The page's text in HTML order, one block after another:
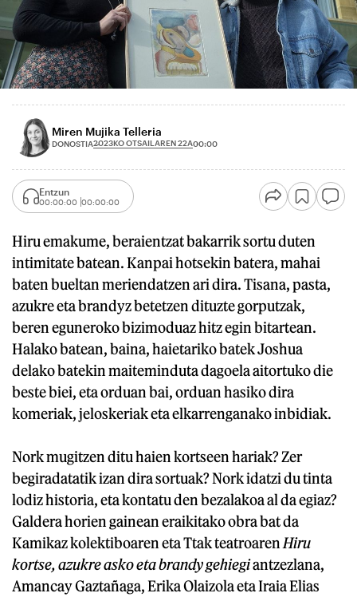
Miren Mujika Telleria
DONOSTIA2023KO OTSAILAREN 22A00:00
Entzun
00:00:00 00:00:00
Hiru emakume, beraientzat bakarrik sortu duten
intimitate batean. Kanpai hotsekin batera, mahai
baten bueltan meriendatzen ari dira. Tisana, pasta,
azukre eta brandyz betetzen dituzte gorputzak,
beren eguneroko bizimoduaz hitz egin bitartean.
Halako batean, baina, haietariko batek Joshua
delako batekin maiteminduta dagoela aitortuko die
beste biei, eta orduan bai, orduan hasiko dira
komeriak, jeloskeriak eta elkarrenganako inbidiak.
Nork mugitzen ditu haien kortseen hariak? Zer
begiradatatik izan dira sortuak? Nork idatzi du tinta
lodiz historia, eta kontatu den bezalakoa al da egiaz?
Galdera horien gainean eraikitako obra bat da
Kamikaz kolektiboaren eta Ttak teatroaren Hiru
kortse, azukre asko eta brandy gehiegiantzezlana,
Amancay Gaztañaga, Erika Olaizola eta Iraia Elias